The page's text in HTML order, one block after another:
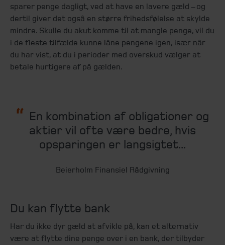
sparer penge dagligt, ved at have en lavere gæld – og
dertil giver det også en større frihedsfølelse at skylde
mindre. Skulle du akut komme til at mangle penge, vil du
i de fleste tilfælde kunne låne pengene igen, især når
du har vist, at du i perioder med overskud vælger at
betale hurtigere af på gælden.
En kombination af obligationer og
aktier vil ofte være bedre, hvis
opsparingen er langsigtet...
Beierholm Finansiel Rådgivning
Du kan flytte bank
Har du ikke dyr gæld at afvikle på, kan et alternativ
være at flytte dine penge over i en bank, der tilbyder